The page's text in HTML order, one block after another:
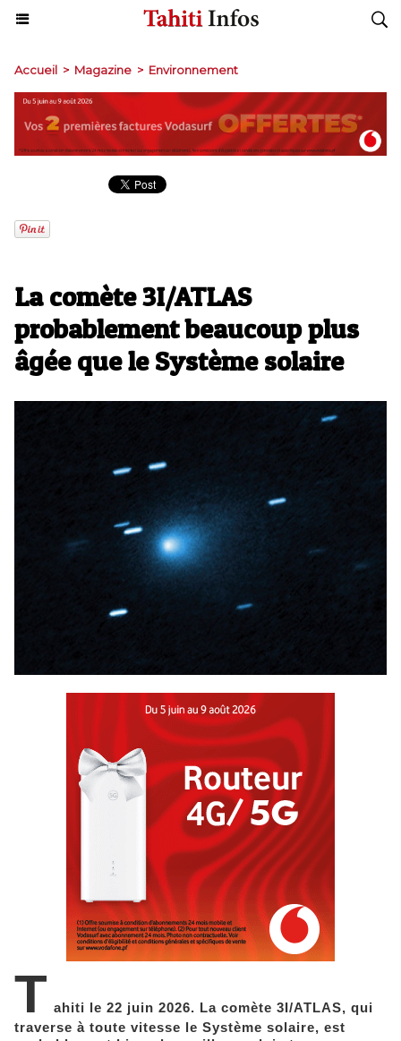
Accueil > Magazine > Environnement
La comète 3I/ATLAS
probablement beaucoup plus
âgée que le Système solaire
T ahiti le 22 juin 2026. La comète 3I/ATLAS, qui
traverse à toute vitesse le Système solaire, est